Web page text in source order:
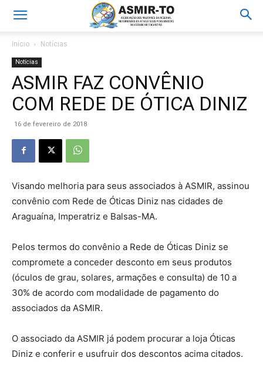
Início Notícias
Notícias
ASMIR FAZ CONVÊNIO
COM REDE DE ÓTICA DINIZ
16 de fevereiro de 2018
Visando melhoria para seus associados à ASMIR, assinou
convênio com Rede de Óticas Diniz nas cidades de
Araguaína, Imperatriz e Balsas-MA.
Pelos termos do convênio a Rede de Óticas Diniz se
compromete a conceder desconto em seus produtos
(óculos de grau, solares, armações e consulta) de 10 a
30% de acordo com modalidade de pagamento do
associados da ASMIR.
O associado da ASMIR já podem procurar a loja Óticas
Diniz e conferir e usufruir dos descontos acima citados.